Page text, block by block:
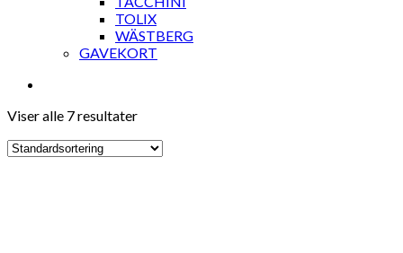
TOLIX
WÄSTBERG
GAVEKORT
Viser alle 7 resultater